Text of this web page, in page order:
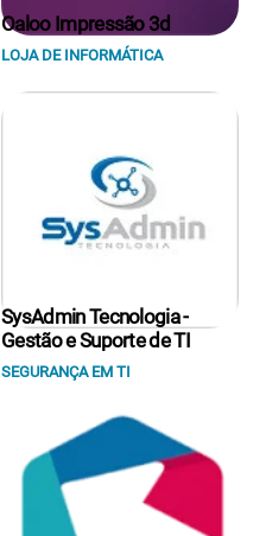
Oaloo Impressão 3d
LOJA DE INFORMÁTICA
SysAdmin Tecnologia -
Gestão e Suporte de TI
SEGURANÇA EM TI